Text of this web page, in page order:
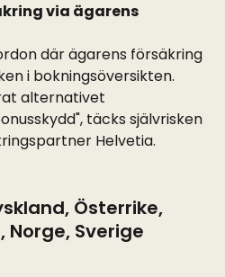
via ägarens
där ägarens försäkring
i bokningsöversikten.
alternativet
täcks självrisken
Helvetia.
Österrike,
Norge, Sverige